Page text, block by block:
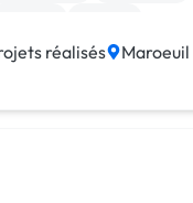
réalisés Maroeuil